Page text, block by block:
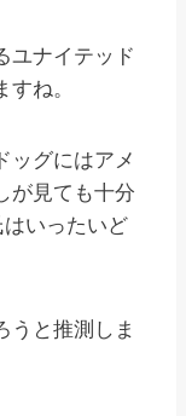
ユナイテッド
ね。
ッグにはアメ
が見ても十分
いったいど
うと推測しま